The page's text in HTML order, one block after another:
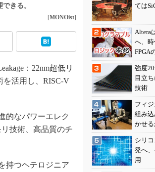
きる。
[MONOist]
：22nm超低リ
を活用し、RISC-V
的なパワーエレク
技術、高品質のチ
持つヘテロジニア
ては
Altera
へ、
FPGA
強度
目立
技術
フィ
組み
かせ
シリ
発へ
用